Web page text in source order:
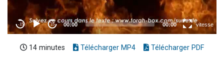
14 minutes Télécharger MP4 Télécharger PDF